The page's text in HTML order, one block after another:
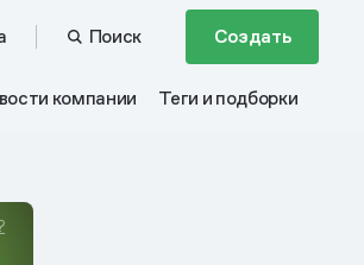
Поиск Создать
компании Теги и подборки